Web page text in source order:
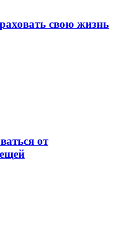
свою жизнь
от